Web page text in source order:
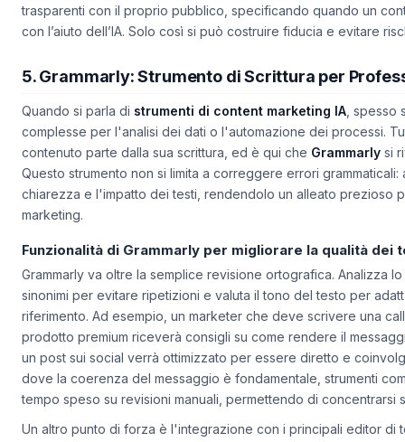
legate alla trasparenza e alla proprietà intellettuale. Le aziende
trasparenti con il proprio pubblico, specificando quando un
Quando si parla distrumenti di content marketing IA, spesso
complesse per l'analisi dei dati o l'automazione dei processi.
contenuto parte dalla sua scrittura, ed è qui cheGrammarlysi
Questo strumento non si limita a correggere errori
chiarezza e l'impatto dei testi, rendendolo un alleato prezioso
Funzionalità di Grammarly per migliorare la qualità dei
Grammarly va oltre la semplice revisione ortografica. Analizza
sinonimi per evitare ripetizioni e valuta il tono del testo per
riferimento. Ad esempio, un marketer che deve scrivere una
prodotto premium riceverà consigli su come rendere il
un post sui social verrà ottimizzato per essere diretto e
dove la coerenza del messaggio è fondamentale, strumenti
tempo speso su revisioni manuali, permettendo di concentrarsi